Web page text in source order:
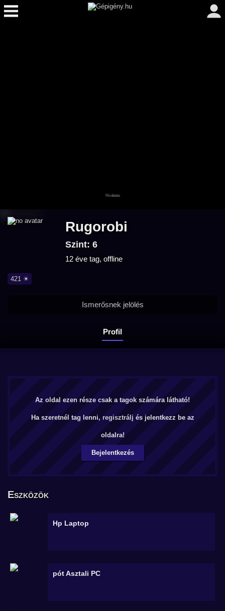
Rugorobi
Szint: 6
12 éve tag, offline
421 ☀
Profil
Ismerősnek jelölés
Az oldal ezen része csak a tagok számára látható!
Ha szeretnél tag lenni, regisztrálj és jelentkezz be az
oldalra!
Bejelentkezés
Eszközök
Hp Laptop
pótAsztali PC